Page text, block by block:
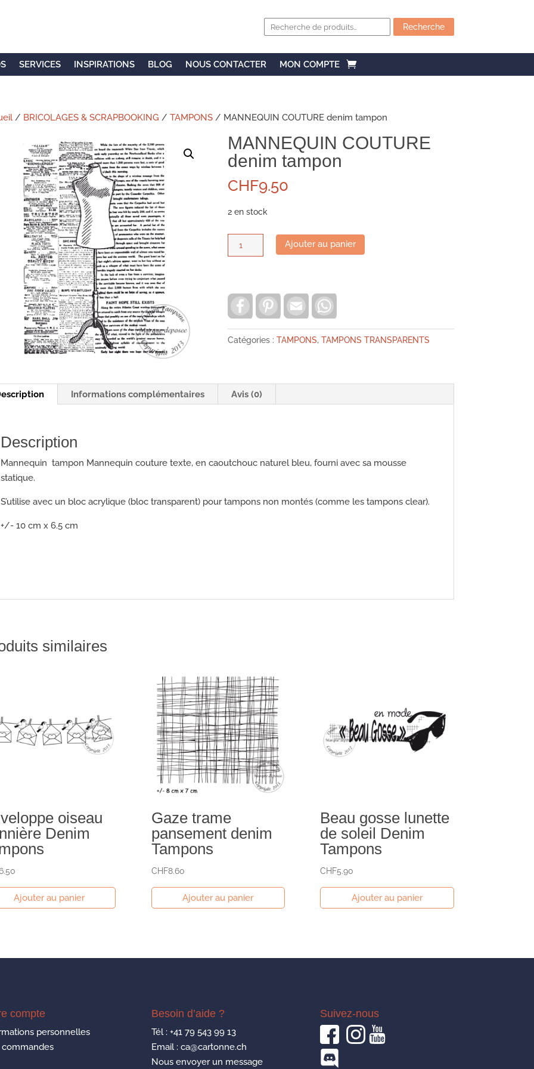
pour :
Recherche
SERVICES INSPIRATIONS BLOG NOUS CONTACTER MON COMPTE
/ BRICOLAGES & SCRAPBOOKING / TAMPONS/ MANNEQUIN COUTURE denim tampon
MANNEQUIN COUTURE
denim tampon
CHF9.50
2 en stock
de
denim
tampon
Ajouter au panier
c
e
b
o
n
t
e
a
i
l
a
t
s
Catégories : TAMPONS, TAMPONS TRANSPARENTS
Informations complémentaires Avis (0)
Description
Mannequin tampon Mannequin couture texte, en caoutchouc naturel bleu, fourni avec sa mousse
statique.
S’utilise avec un bloc acrylique (bloc transparent) pour tampons non montés (comme les tampons clear).
+/- 10 cm x 6.5 cm
similaires
oiseau
Denim
Ajouter au panier
Gaze trame
pansement denim
Tampons
CHF8.60
Ajouter au panier
Beau gosse lunette
de soleil Denim
Tampons
CHF5.90
Ajouter au panier
compte
personnelles
commandes
Besoin d’aide ?
Tél : +41 79 543 99 13
Email : ca@cartonne.ch
Nous envoyer un message
Suivez-nous